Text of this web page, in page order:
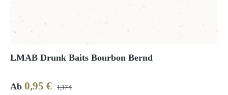
LMAB Drunk Baits Bourbon Bernd
Verkaufspreis:
Ab 0,95 € Regulärer Preis:
1,17 €